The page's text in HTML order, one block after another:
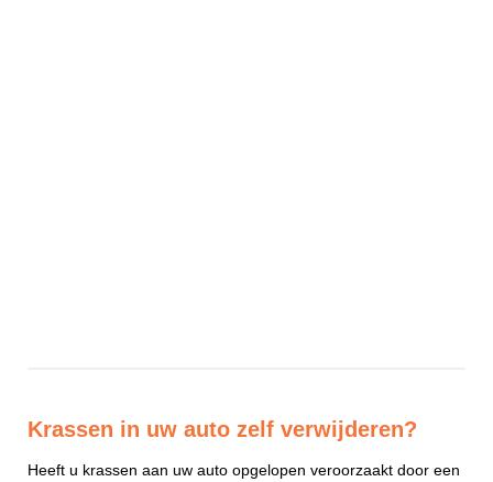
Krassen in uw auto zelf verwijderen?
Heeft u krassen aan uw auto opgelopen veroorzaakt door een